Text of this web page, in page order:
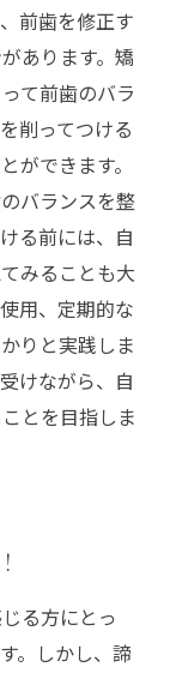
前歯を修正す
あります。矯
て前歯のバラ
削ってつける
ができます。
バランスを整
る前には、自
みることも大
用、定期的な
りと実践しま
けながら、自
とを目指しま
る方にとっ
。しかし、諦